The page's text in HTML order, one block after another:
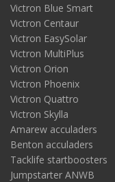
Victron Blue Smart
Victron Centaur
Victron EasySolar
Victron MultiPlus
Victron Orion
Victron Phoenix
Victron Quattro
Victron Skylla
Amarew acculaders
Benton acculaders
Tacklife startboosters
Jumpstarter ANWB